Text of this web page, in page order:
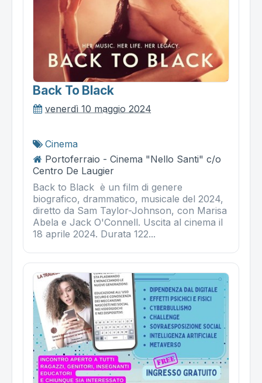
Back To Black
venerdì 10 maggio 2024
Cinema
Portoferraio - Cinema "Nello Santi" c/o
Centro De Laugier
Back to Black è un film di genere
biografico, drammatico, musicale del 2024,
diretto da Sam Taylor-Johnson, con Marisa
Abela e Jack O'Connell. Uscita al cinema il
18 aprile 2024. Durata 122...